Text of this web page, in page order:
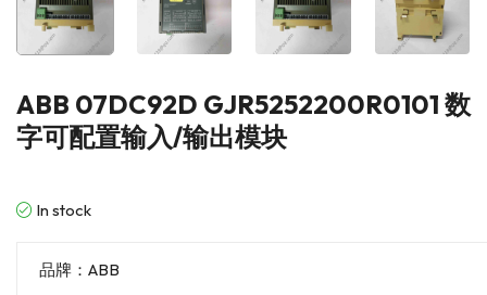
ABB 07DC92D GJR5252200R0101 数
字可配置输入/输出模块
In stock
品牌：ABB